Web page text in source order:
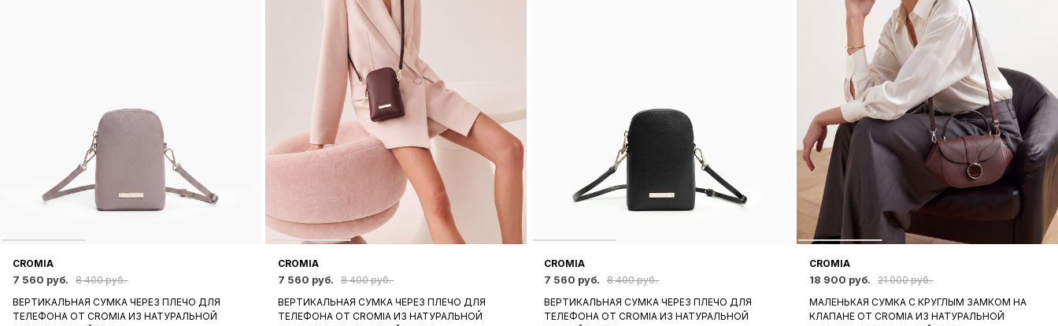
CROMIA
7 560 руб.
8 400 руб.
ВЕРТИКАЛЬНАЯ СУМКА ЧЕРЕЗ ПЛЕЧО ДЛЯ
ТЕЛЕФОНА ОТ CROMIA ИЗ НАТУРАЛЬНОЙ
CROMIA
7 560 руб.
8 400 руб.
ВЕРТИКАЛЬНАЯ СУМКА ЧЕРЕЗ ПЛЕЧО ДЛЯ
ТЕЛЕФОНА ОТ CROMIA ИЗ НАТУРАЛЬНОЙ
CROMIA
7 560 руб.
8 400 руб.
ВЕРТИКАЛЬНАЯ СУМКА ЧЕРЕЗ ПЛЕЧО ДЛЯ
ТЕЛЕФОНА ОТ CROMIA ИЗ НАТУРАЛЬНОЙ
CROMIA
18 900 руб.
21 000 руб.
МАЛЕНЬКАЯ СУМКА С КРУГЛЫМ ЗАМКОМ НА
КЛАПАНЕ ОТ CROMIA ИЗ НАТУРАЛЬНОЙ